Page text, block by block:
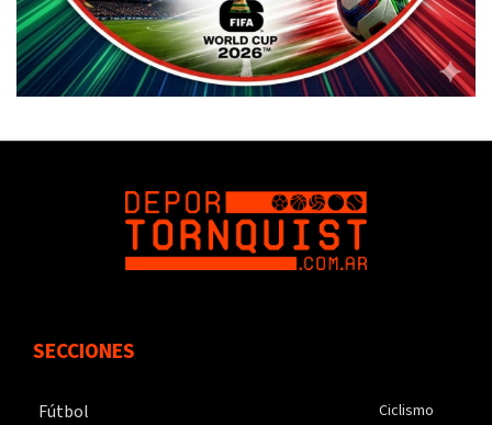
SECCIONES
Fútbol
Ciclismo